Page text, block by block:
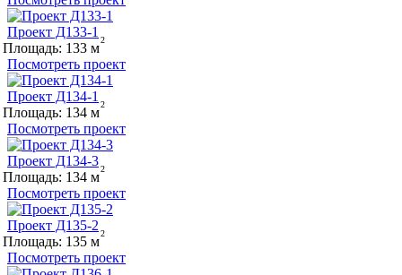
Проект Д133-1
Площадь: 133
Посмотреть проект
Проект Д134-1
Площадь: 134
Посмотреть проект
Проект Д134-3
Площадь: 134
Посмотреть проект
Проект Д135-2
Площадь: 135
Посмотреть проект